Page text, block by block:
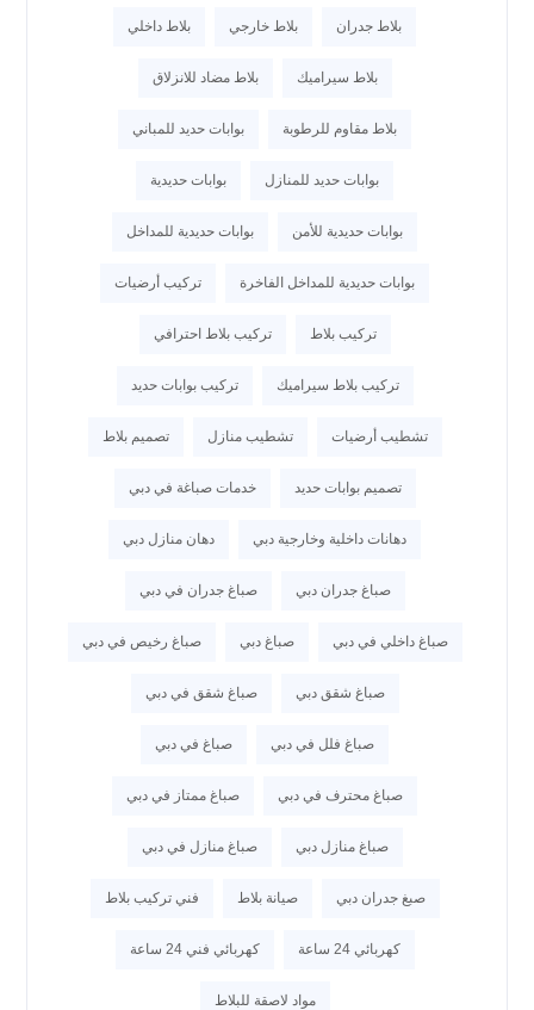
بلاط جدران بلاط خارجي بلاط داخلي
بلاط سيراميك بلاط مضاد للانزلاق
بلاط مقاوم للرطوبة بوابات حديد للمباني
بوابات حديد للمنازل بوابات حديدية
بوابات حديدية للأمن بوابات حديدية للمداخل
بوابات حديدية للمداخل الفاخرة تركيب أرضيات
تركيب بلاط تركيب بلاط احترافي
تركيب بلاط سيراميك تركيب بوابات حديد
تشطيب أرضيات تشطيب منازل تصميم بلاط
تصميم بوابات حديد خدمات صباغة في دبي
دهانات داخلية وخارجية دبي دهان منازل دبي
صباغ جدران دبي صباغ جدران في دبي
صباغ داخلي في دبي صباغ دبي صباغ رخيص في دبي
صباغ شقق دبي صباغ شقق في دبي
صباغ فلل في دبي صباغ في دبي
صباغ محترف في دبي صباغ ممتاز في دبي
صباغ منازل دبي صباغ منازل في دبي
صبغ جدران دبي صيانة بلاط فني تركيب بلاط
كهربائي 24 ساعة كهربائي فني 24 ساعة
مواد لاصقة للبلاط